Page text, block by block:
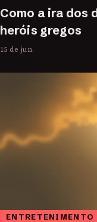
Como a ira dos
heróis gregos
15 de jun.
ENTRETENIMENTO